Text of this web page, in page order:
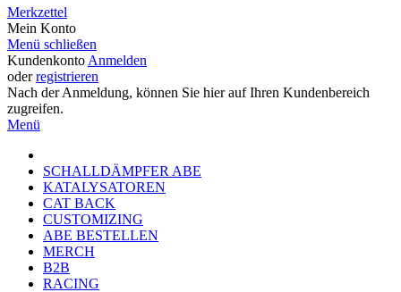
Merkzettel
Mein Konto
Menü schließen
Kundenkonto Anmelden
oderregistrieren
Nach der Anmeldung, können Sie hier auf Ihren Kundenbereich
zugreifen.
Menü
SCHALLDÄMPFER ABE
KATALYSATOREN
CAT BACK
CUSTOMIZING
ABE BESTELLEN
MERCH
B2B
RACING